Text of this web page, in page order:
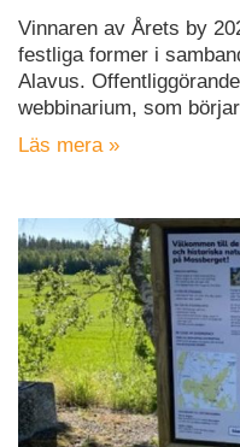
Vinnaren av Årets by
festliga former i
Alavus.
webbinarium, som
Läs mera »